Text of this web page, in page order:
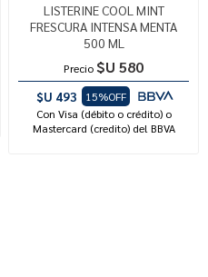
LISTERINE COOL MINT
FRESCURA INTENSA MENTA
500 ML
Precio $U 580
$U 493
15%OFF
Con Visa (débito o crédito) o
Mastercard (credito) del BBVA